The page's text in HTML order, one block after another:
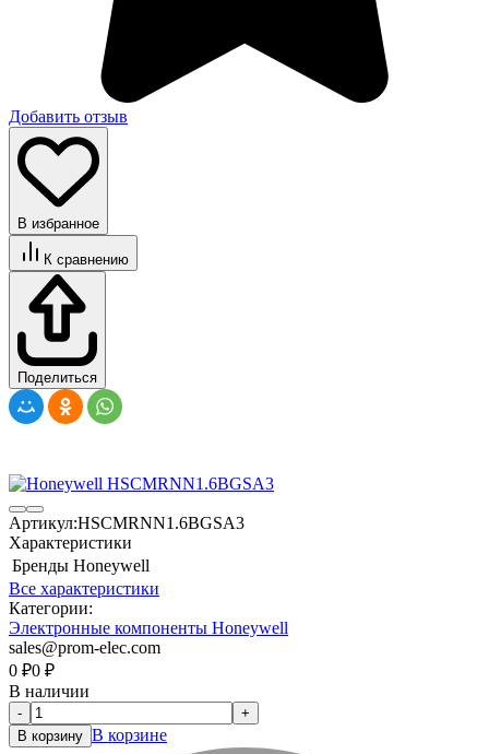
Добавить отзыв
В избранное
К сравнению
Поделиться
Артикул:HSCMRNN1.6BGSA3
Характеристики
Бренды Honeywell
Все характеристики
Категории:
Электронные компоненты Honeywell
sales@prom-elec.com
0 ₽0 ₽
В наличии
-
+
В корзину В корзине